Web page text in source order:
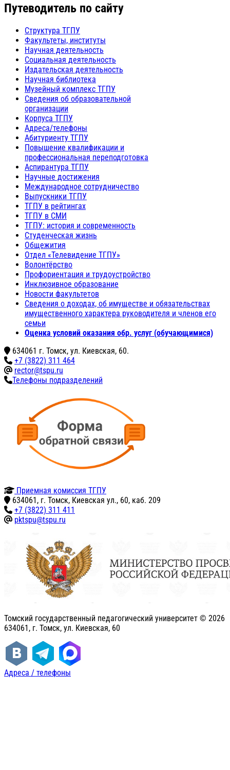
Путеводитель по сайту
Структура ТГПУ
Факультеты, институты
Научная деятельность
Социальная деятельность
Издательская деятельность
Научная библиотека
Музейный комплекс ТГПУ
Сведения об образовательной
организации
Корпуса ТГПУ
Адреса/телефоны
Абитуриенту ТГПУ
Повышение квалификации и
профессиональная переподготовка
Аспирантура ТГПУ
Научные достижения
Международное сотрудничество
Выпускники ТГПУ
ТГПУ в рейтингах
ТГПУ в СМИ
ТГПУ: история и современность
Студенческая жизнь
Общежития
Отдел «Телевидение ТГПУ»
Волонтёрство
Профориентация и трудоустройство
Инклюзивное образование
Новости факультетов
Сведения о доходах, об имуществе и обязательствах
имущественного характера руководителя и членов его
семьи
Оценка условий оказания обр. услуг (обучающимися)
634061 г. Томск, ул. Киевская, 60.
+7 (3822) 311 464
rector@tspu.ru
Телефоны подразделений
Приемная комиссия ТГПУ
634061, г. Томск, Киевская ул., 60, каб. 209
+7 (3822) 311 411
pktspu@tspu.ru
Томский государственный педагогический университет © 2026
634061, г. Томск, ул. Киевская, 60
Адреса / телефоны